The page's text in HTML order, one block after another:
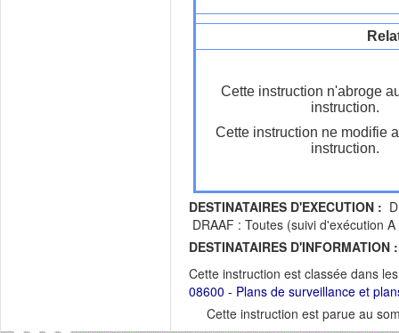
Cette instruction n'abroge
instruction.
Cette instruction ne modifie
instruction.
DESTINATAIRES D'EXECUTION :
DRAAF : Toutes (suivi d'exécution
DESTINATAIRES D'INFORMATION :
Cette instruction est classée dans
08600 - Plans de surveillance et
Cette instruction est parue au